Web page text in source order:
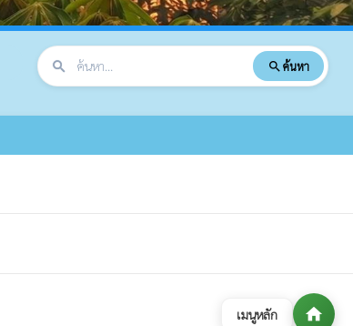
เมนูหลัก home
search search ค้นหา